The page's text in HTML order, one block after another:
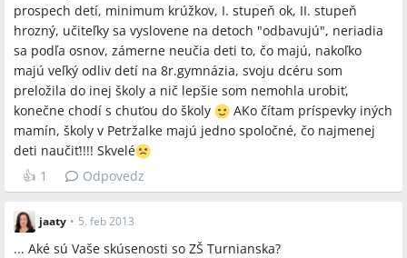
prospech detí, minimum krúžkov, I. stupeň ok, II. stupeň
hrozný, učiteľky sa vyslovene na detoch "odbavujú", neriadia
sa podľa osnov, zámerne neučia deti to, čo majú, nakoľko
majú veľký odliv detí na 8r.gymnázia, svoju dcéru som
preložila do inej školy a nič lepšie som nemohla urobiť,
konečne chodí s chuťou do školy
AKo čítam príspevky iných
mamín, školy v Petržalke majú jedno spoločné, čo najmenej
deti naučiť!!!! Skvelé
👍 1 Odpovedz
jaaty • 5. feb 2013
... Aké sú Vaše skúsenosti so ZŠ Turnianska?